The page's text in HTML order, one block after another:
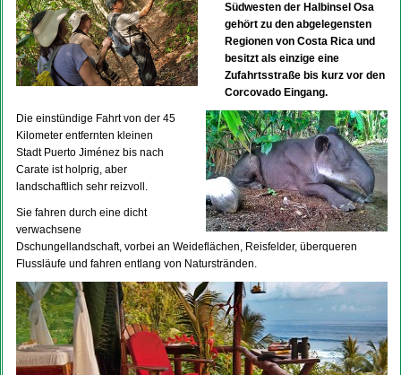
Südwesten der Halbinsel Osa
gehört zu den abgelegensten
Regionen von Costa Rica und
besitzt als einzige eine
Zufahrtsstraße bis kurz vor den
Corcovado Eingang.
Die einstündige Fahrt von der 45
Kilometer entfernten kleinen
Stadt Puerto Jiménez bis nach
Carate ist holprig, aber
landschaftlich sehr reizvoll.
Sie fahren durch eine dicht
verwachsene
Dschungellandschaft, vorbei an Weideflächen, Reisfelder, überqueren
Flussläufe und fahren entlang von Naturstränden.